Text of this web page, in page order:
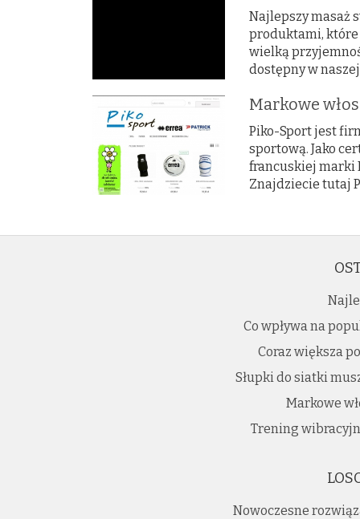
Najlepszy masaż
produktami, które
wielką
dostępny w
Markowe
Piko-Sport jest
sportową. Jako
francuskiej marki
Znajdziecie tutaj
Co wpływa na
Coraz większa
Słupki do siatki
Markowe
Trening
Nowoczesne